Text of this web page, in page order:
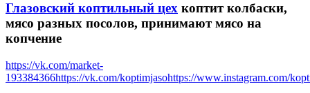
Глазовский коптильный цех коптит колбаски,
мясо разных посолов, принимают мясо на
копчение
https://vk.com/market-
193384366https://vk.com/koptimjasohttps://www.instagram.com/